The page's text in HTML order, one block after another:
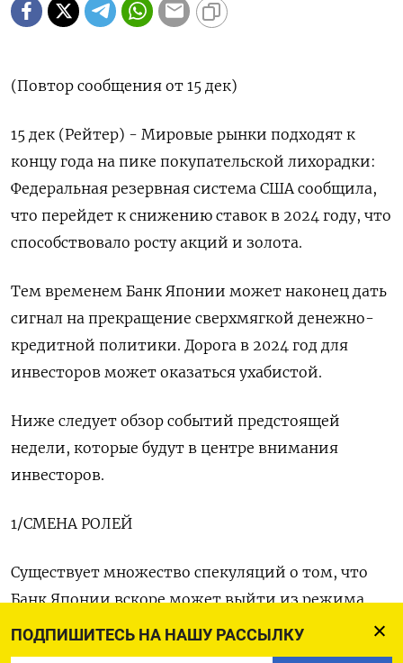
ПОДПИШИТЕСЬ НА НАШУ РАССЫЛКУ
(Повтор сообщения от 15 дек)
15 дек (Рейтер) - Мировые рынки подходят к
концу года на пике покупательской лихорадки:
Федеральная резервная система США сообщила,
что перейдет к снижению ставок в 2024 году, что
способствовало росту акций и золота.
Тем временем Банк Японии может наконец дать
сигнал на прекращение сверхмягкой денежно-
кредитной политики. Дорога в 2024 год для
инвесторов может оказаться ухабистой.
Ниже следует обзор событий предстоящей
недели, которые будут в центре внимания
инвесторов.
1/СМЕНА РОЛЕЙ
Существует множество спекуляций о том, что
Банк Японии вскоре может выйти из режима
отрицательных процентных ставок, что снова
сделает его глобальным аутсайдером, в то время